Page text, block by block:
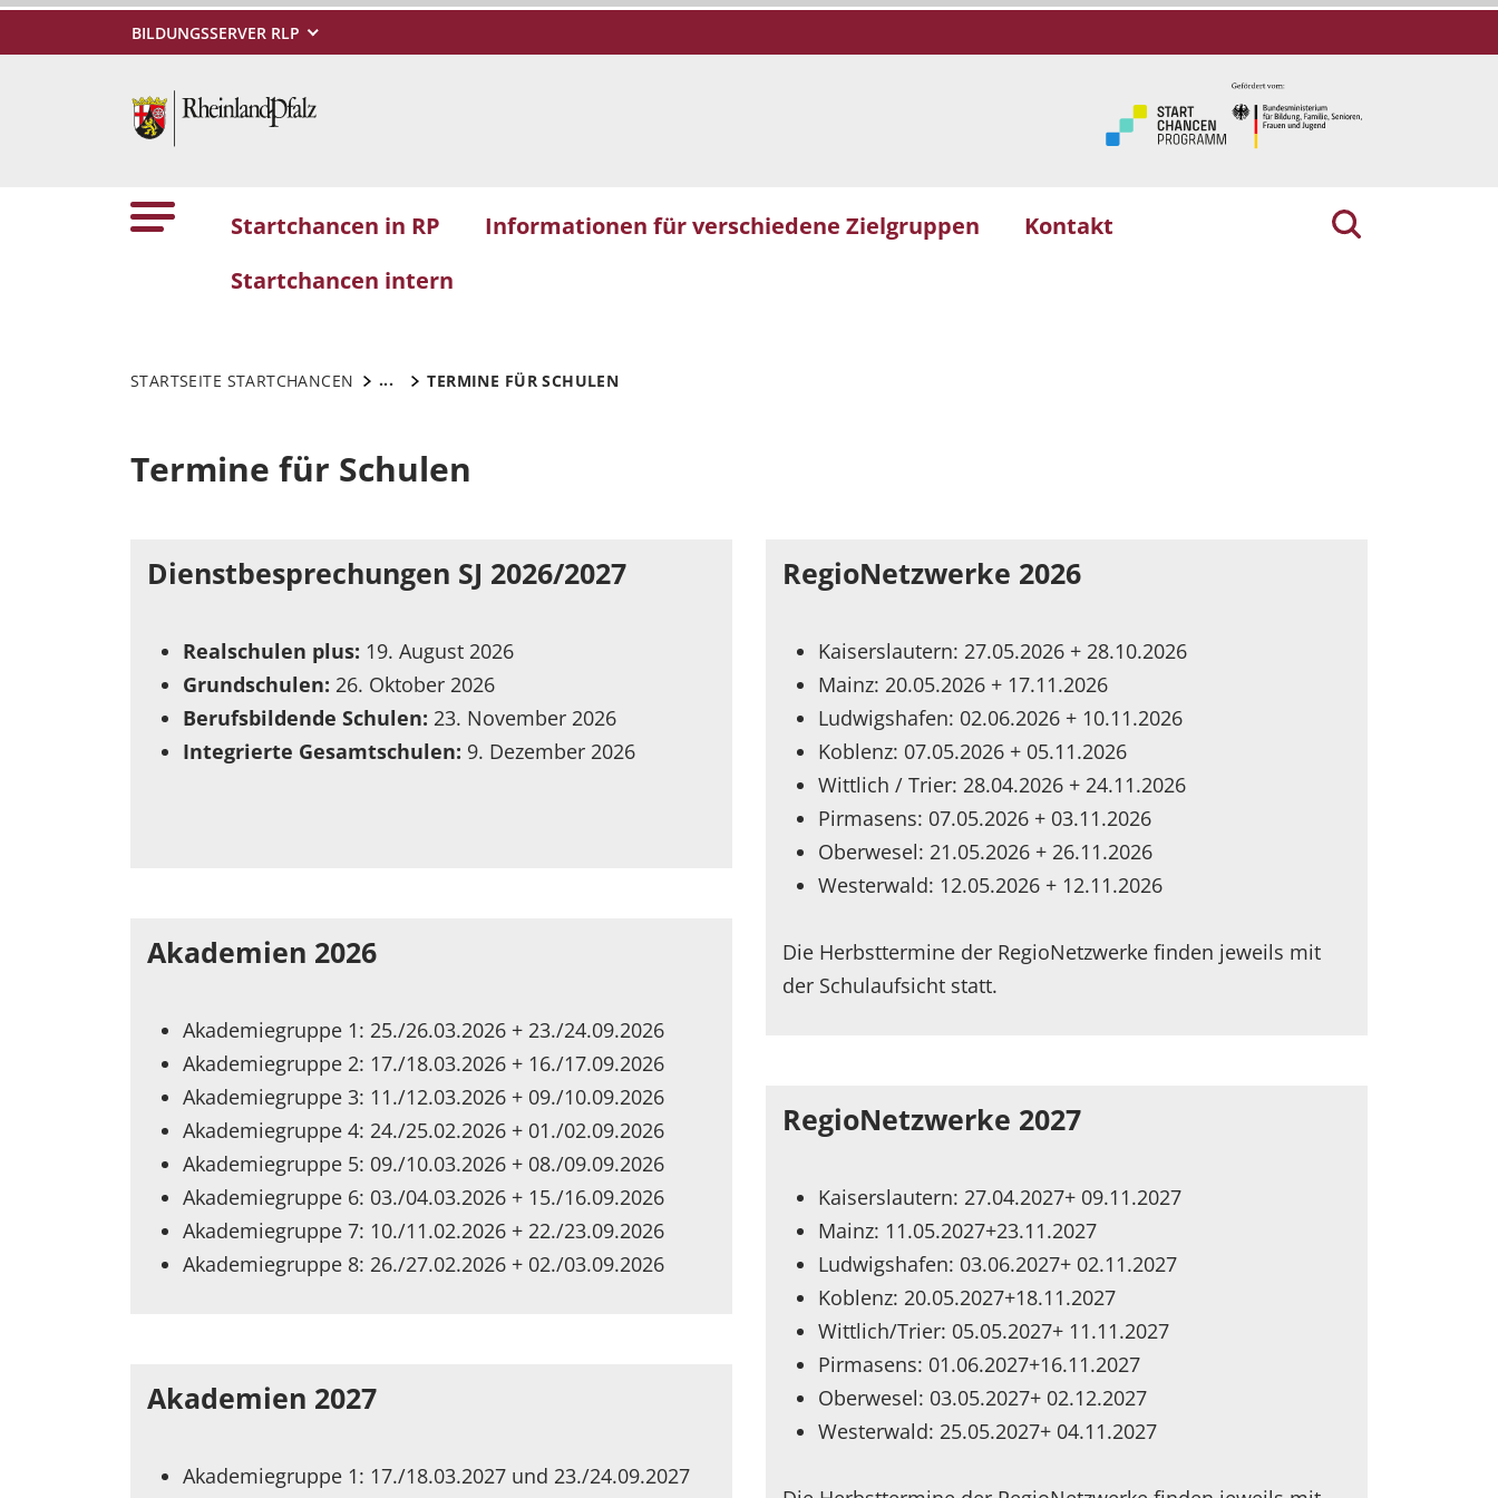
BILDUNGSSERVER RLP
Startchancen in RP Informationen für verschiedene Zielgruppen
Kontakt
Startchancen intern
STARTSEITE STARTCHANCEN ... TERMINE FÜR SCHULEN
Termine für Schulen
Dienstbesprechungen SJ 2026/2027
Realschulen plus: 19. August 2026
Grundschulen: 26. Oktober 2026
Berufsbildende Schulen: 23. November 2026
Integrierte Gesamtschulen: 9. Dezember 2026
Akademien 2026
Akademiegruppe 1: 25./26.03.2026 + 23./24.09.2026
Akademiegruppe 2: 17./18.03.2026 + 16./17.09.2026
Akademiegruppe 3: 11./12.03.2026 + 09./10.09.2026
Akademiegruppe 4: 24./25.02.2026 + 01./02.09.2026
Akademiegruppe 5: 09./10.03.2026 + 08./09.09.2026
Akademiegruppe 6: 03./04.03.2026 + 15./16.09.2026
Akademiegruppe 7: 10./11.02.2026 + 22./23.09.2026
Akademiegruppe 8: 26./27.02.2026 + 02./03.09.2026
Akademien 2027
Akademiegruppe 1: 17./18.03.2027 und 23./24.09.2027
RegioNetzwerke 2026
Kaiserslautern: 27.05.2026 + 28.10.2026
Mainz: 20.05.2026 + 17.11.2026
Ludwigshafen: 02.06.2026 + 10.11.2026
Koblenz: 07.05.2026 + 05.11.2026
Wittlich / Trier: 28.04.2026 + 24.11.2026
Pirmasens: 07.05.2026 + 03.11.2026
Oberwesel: 21.05.2026 + 26.11.2026
Westerwald: 12.05.2026 + 12.11.2026
Die Herbsttermine der RegioNetzwerke finden jeweils mit
der Schulaufsicht statt.
RegioNetzwerke 2027
Kaiserslautern: 27.04.2027+ 09.11.2027
Mainz: 11.05.2027+23.11.2027
Ludwigshafen: 03.06.2027+ 02.11.2027
Koblenz: 20.05.2027+18.11.2027
Wittlich/Trier: 05.05.2027+ 11.11.2027
Pirmasens: 01.06.2027+16.11.2027
Oberwesel: 03.05.2027+ 02.12.2027
Westerwald: 25.05.2027+ 04.11.2027